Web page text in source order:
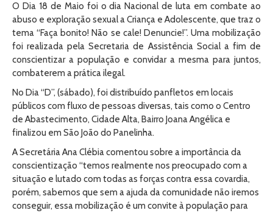
O Dia 18 de Maio foi o dia Nacional de luta em combate ao
abuso e exploração sexual a Criança e Adolescente, que traz o
tema “Faça bonito! Não se cale! Denuncie!”. Uma mobilização
foi realizada pela Secretaria de Assistência Social a fim de
conscientizar a população e convidar a mesma para juntos,
combaterem a prática ilegal.
No Dia “D”, (sábado), foi distribuído panfletos em locais
públicos com fluxo de pessoas diversas, tais como o Centro
de Abastecimento, Cidade Alta, Bairro Joana Angélica e
finalizou em São João do Panelinha.
A Secretária Ana Clébia comentou sobre a importância da
conscientização “temos realmente nos preocupado com a
situação e lutado com todas as forças contra essa covardia,
porém, sabemos que sem a ajuda da comunidade não iremos
conseguir, essa mobilização é um convite à população para